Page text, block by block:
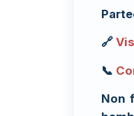
🔗
📞
Non